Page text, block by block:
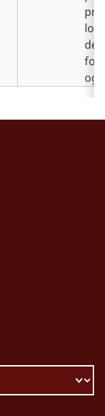
og